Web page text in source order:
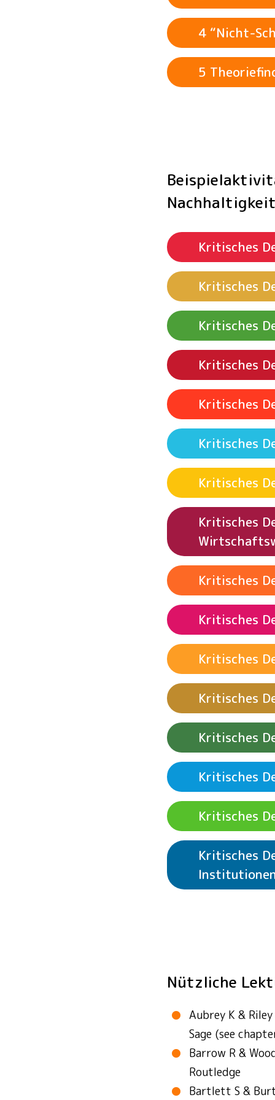
4 “Nicht-
5
Kritisches
Siehe
Kritisches
Siehe
Kritisches
Siehe
Kritisches
Siehe
Kritisches
Siehe
Kritisches
Siehe
Kritisches
Siehe
Kritisches
Siehe
Kritisches
Siehe
Infrastruktur
Kritisches
Siehe
Kritisches
Siehe
Kritisches
Siehe
Produktion
Kritisches
Siehe
Kritisches
Kritisches
Kritisches
Nützliche
Aubrey K &
Sage (see
Barrow R &
Routledge
Bartlett S &